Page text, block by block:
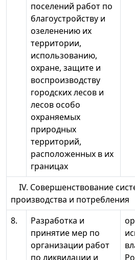
поселений работ по
благоустройству и
озеленению их
территории,
использованию,
охране, защите и
воспроизводству
городских лесов и
лесов особо
охраняемых
природных
территорий,
расположенных в их
границах
IV. Совершенствование
производства и потребления
8.
Разработка и
принятие мер по
организации работ
по ликвидации и